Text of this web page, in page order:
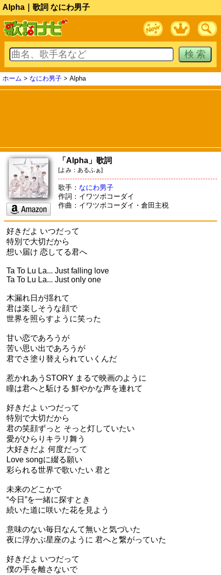
Alpha｜歌詞 なにわ男子
ホーム > なにわ男子 > Alpha
「Alpha」歌詞
[よみ：あるふぁ]
歌手： なにわ男子
作詞：イワツボコーダイ
作曲：イワツボコーダイ・倉田主税
好きだよ いつだって
特別で大切だから
想い届け 恋してる君へ
Ta To Lu La... Just falling love
Ta To Lu La... Just only one
木漏れ日が揺れて
君は楽しそうな顔で
世界を照らすように笑った
甘い恋であろうが
苦い思い出であろうが
君でさ塗り替えられていくんだ
惹かれあうSTORY まるで映画のように
瞳は君へと駈ける 鮮やかな声を連れて
好きだよ いつだって
特別で大切だから
君の笑顔ずっと そっと灯していたい
愛がひらりキラリ舞う
大好きだよ 何度だって
Love songに綴る願い
彩られる世界で歌いたい 君と
未来のどこかで
“今日”を一緒に探すとき
続いた道に咲いた花を見よう
意味のない毎日なんて無いと気づいた
夜に浮かぶ星座のように 君へと繋がっていた
好きだよ いつだって
僕の手を離さないで